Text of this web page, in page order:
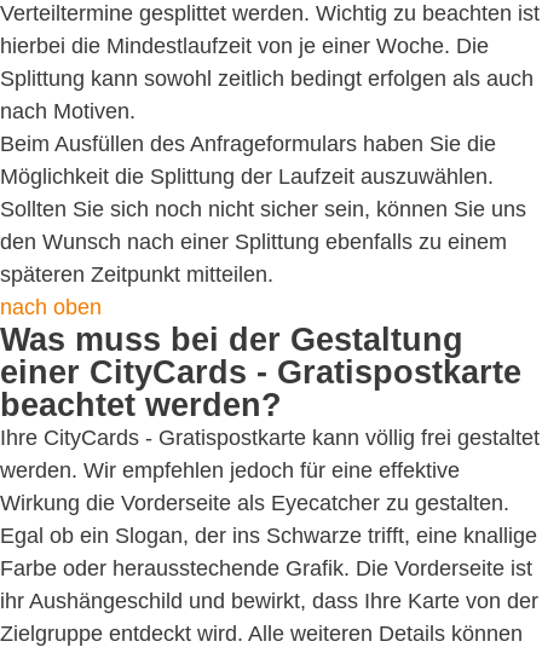
Verteiltermine gesplittet werden. Wichtig zu beachten ist
hierbei die Mindestlaufzeit von je einer Woche. Die
Splittung kann sowohl zeitlich bedingt erfolgen als auch
nach Motiven.
Beim Ausfüllen des Anfrageformulars haben Sie die
Möglichkeit die Splittung der Laufzeit auszuwählen.
Sollten Sie sich noch nicht sicher sein, können Sie uns
den Wunsch nach einer Splittung ebenfalls zu einem
späteren Zeitpunkt mitteilen.
nach oben
Was muss bei der Gestaltung
einer CityCards - Gratispostkarte
beachtet werden?
Ihre CityCards - Gratispostkarte kann völlig frei gestaltet
werden. Wir empfehlen jedoch für eine effektive
Wirkung die Vorderseite als Eyecatcher zu gestalten.
Egal ob ein Slogan, der ins Schwarze trifft, eine knallige
Farbe oder herausstechende Grafik. Die Vorderseite ist
ihr Aushängeschild und bewirkt, dass Ihre Karte von der
Zielgruppe entdeckt wird. Alle weiteren Details können